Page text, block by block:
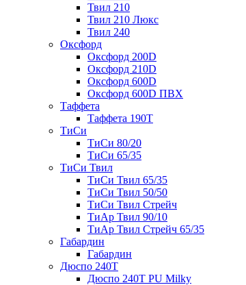
Твил 210
Твил 210 Люкс
Твил 240
Оксфорд
Оксфорд 200D
Оксфорд 210D
Оксфорд 600D
Оксфорд 600D ПВХ
Таффета
Таффета 190T
ТиСи
ТиСи 80/20
ТиСи 65/35
ТиСи Твил
ТиСи Твил 65/35
ТиСи Твил 50/50
ТиСи Твил Стрейч
ТиАр Твил 90/10
ТиАр Твил Стрейч 65/35
Габардин
Габардин
Дюспо 240Т
Дюспо 240Т PU Milky